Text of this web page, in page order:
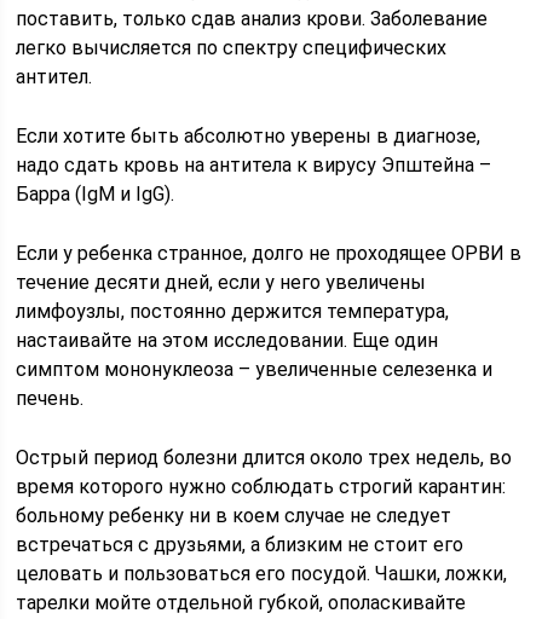
поставить, только сдав анализ крови. Заболевание
легко вычисляется по спектру специфических
антител.
Если хотите быть абсолютно уверены в диагнозе,
надо сдать кровь на антитела к вирусу Эпштейна –
Барра (IgM и IgG).
Если у ребенка странное, долго не проходящее ОРВИ в
течение десяти дней, если у него увеличены
лимфоузлы, постоянно держится температура,
настаивайте на этом исследовании. Еще один
симптом мононуклеоза – увеличенные селезенка и
печень.
Острый период болезни длится около трех недель, во
время которого нужно соблюдать строгий карантин:
больному ребенку ни в коем случае не следует
встречаться с друзьями, а близким не стоит его
целовать и пользоваться его посудой. Чашки, ложки,
тарелки мойте отдельной губкой, ополаскивайте